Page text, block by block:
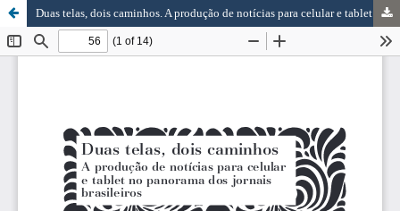
Duas telas, dois caminhos. A produção de notícias para celular e tablet no panorama dos jornais brasileiros.